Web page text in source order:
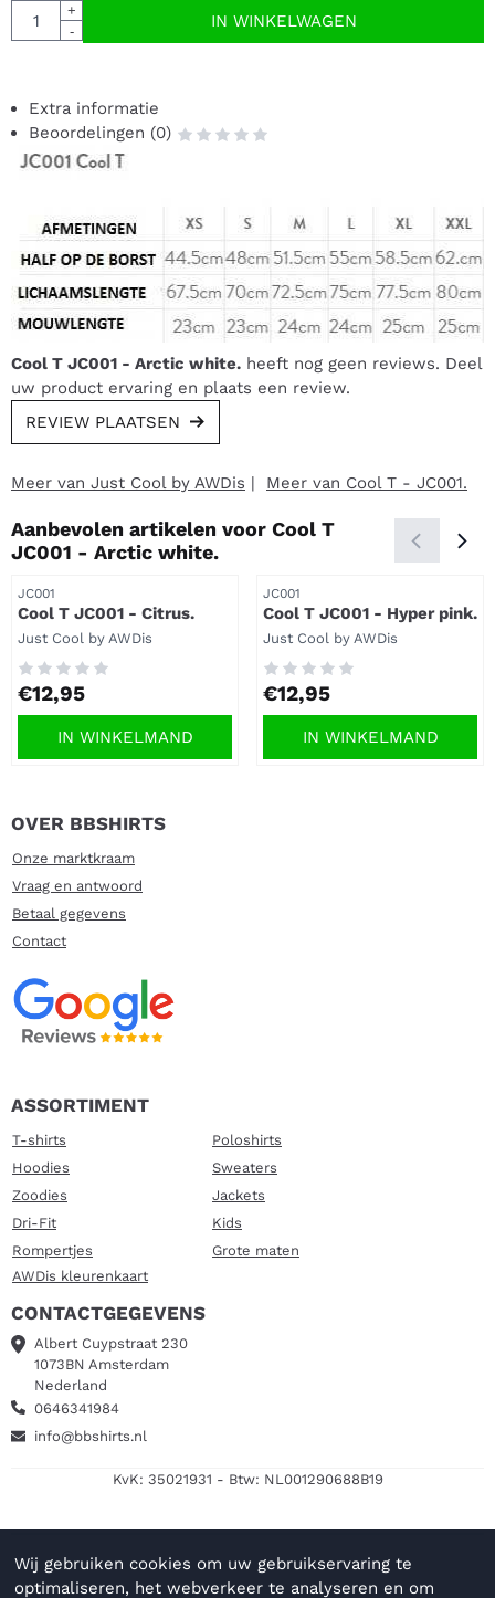
Aantal
+
-
IN WINKELWAGEN
Extra informatie
Beoordelingen (0)
Cool T JC001 - Arctic white. heeft nog geen reviews. Deel
uw product ervaring en plaats een review.
REVIEW PLAATSEN
Meer van Just Cool by AWDis | Meer van Cool T - JC001.
Aanbevolen artikelen voor Cool T
JC001 - Arctic white.
Artikelnummer
JC001
Cool T JC001 - Citrus.
Merk:
Just Cool by AWDis
Prijs: 12,95
€12,95
IN WINKELMAND
Artikelnummer
JC001
Cool T JC001 - Hyper pink.
Merk:
Just Cool by AWDis
Prijs: 12,95
€12,95
IN WINKELMAND
OVER BBSHIRTS
Onze marktkraam
Vraag en antwoord
Betaal gegevens
Contact
ASSORTIMENT
T-shirts
Poloshirts
Hoodies
Sweaters
Zoodies
Jackets
Dri-Fit
Kids
Rompertjes
Grote maten
AWDis kleurenkaart
CONTACTGEGEVENS
Albert Cuypstraat 230
1073BN Amsterdam
Nederland
0646341984
info@bbshirts.nl
KvK: 35021931 - Btw: NL001290688B19
Wij gebruiken cookies om uw gebruikservaring te
optimaliseren, het webverkeer te analyseren en om